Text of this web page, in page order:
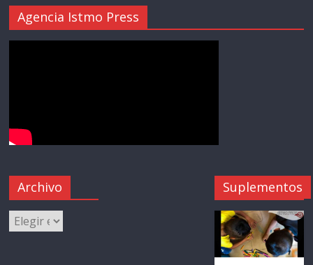
Agencia Istmo Press
Archivo Suplementos